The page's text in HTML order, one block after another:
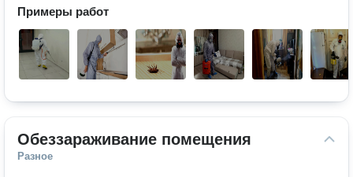
Примеры работ
Обеззараживание помещения
Разное